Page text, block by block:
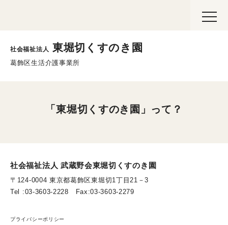
社会福祉法人 東堀切くすのき園
葛飾区生活介護事業所
toggle
「東堀切くすのき園」って？
社会福祉法人 武蔵野会東堀切くすのき園
〒124-0004 東京都葛飾区東堀切1丁目21－3
Tel :03-3603-2228 Fax:03-3603-2279
プライバシーポリシー